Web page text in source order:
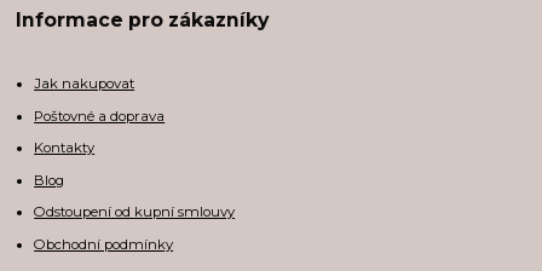
Informace pro zákazníky
Jak nakupovat
Poštovné a doprava
Kontakty
Blog
Odstoupení od kupní smlouvy
Obchodní podmínky